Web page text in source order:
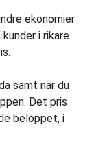
ekonomier
i rikare
samt när du
Det pris
beloppet, i